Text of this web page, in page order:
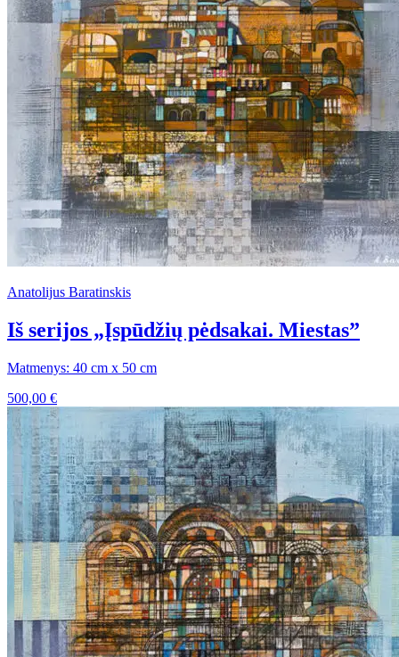
Anatolijus Baratinskis
Iš serijos „Įspūdžių pėdsakai. Miestas”
Matmenys: 40 cm x 50 cm
500,00 €